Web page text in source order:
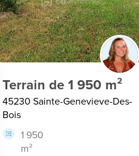
Terrain de 1 950 m²
45230 Sainte-Genevieve-Des-
Bois
1 950
m²